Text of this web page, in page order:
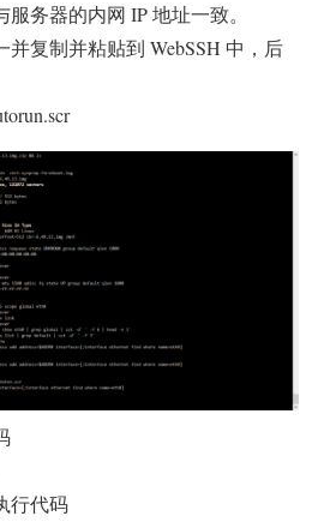
务器的内网 IP 地址一致。
并复制并粘贴到 WebSSH 中，后
行代码